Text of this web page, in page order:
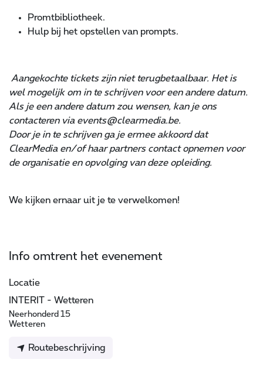
Promtbibliotheek.
Hulp bij het opstellen van prompts.
Aangekochte tickets zijn niet terugbetaalbaar. Het is
wel mogelijk om in te schrijven voor een andere datum.
Als je een andere datum zou wensen, kan je ons
contacteren via events@clearmedia.be.
Door je in te schrijven ga je ermee akkoord dat
ClearMedia en/of haar partners contact opnemen voor
de organisatie en opvolging van deze opleiding.
We kijken ernaar uit je te verwelkomen!
Info omtrent het evenement
Locatie
INTERIT - Wetteren
Neerhonderd 15
Wetteren
Routebeschrijving